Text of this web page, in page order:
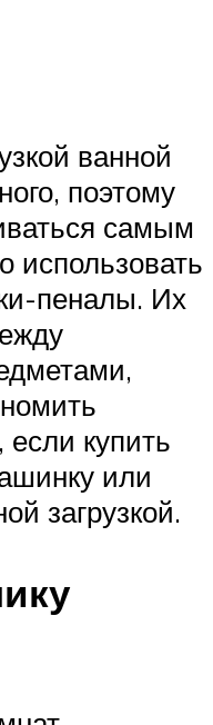
ванной
поэтому
самым
пеналы. Их
купить
или
загрузкой.